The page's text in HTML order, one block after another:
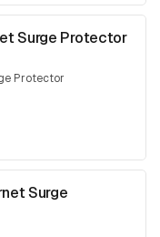
Surge Protector
Protector
Surge